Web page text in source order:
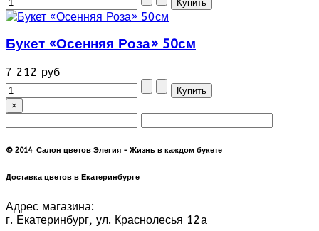
Букет «Осенняя Роза» 50см
7 212 руб
×
© 2014 Салон цветов Элегия - Жизнь в каждом букете
Доставка цветов в Екатеринбурге
Адрес магазина:
г. Екатеринбург, ул. Краснолесья 12а